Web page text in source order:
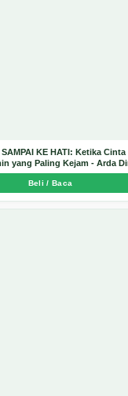
KE HATI: Ketika Cinta
yang Paling Kejam - Arda
Beli / Baca